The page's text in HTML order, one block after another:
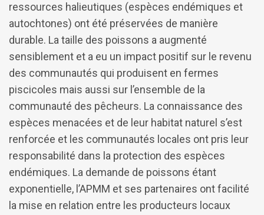
ressources halieutiques (espèces endémiques et
autochtones) ont été préservées de manière
durable. La taille des poissons a augmenté
sensiblement et a eu un impact positif sur le revenu
des communautés qui produisent en fermes
piscicoles mais aussi sur l’ensemble de la
communauté des pêcheurs. La connaissance des
espèces menacées et de leur habitat naturel s’est
renforcée et les communautés locales ont pris leur
responsabilité dans la protection des espèces
endémiques. La demande de poissons étant
exponentielle, l’APMM et ses partenaires ont facilité
la mise en relation entre les producteurs locaux